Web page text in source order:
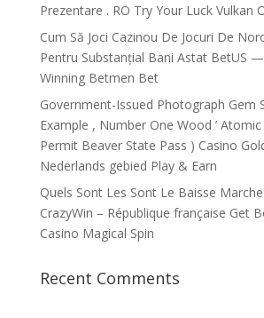
Prezentare . RO Try Your Luck Vulkan
Cum Să Joci Cazinou De Jocuri De
Pentru Substanțial Bani Astat BetUS
Winning Betmen Bet
Government-Issued Photograph Gem
Example , Number One Wood ’
Permit Beaver State Pass ) Casino
Nederlands gebied Play & Earn
Quels Sont Les Sont Le Baisse
CrazyWin – République française Get
Casino Magical Spin
Recent Comments